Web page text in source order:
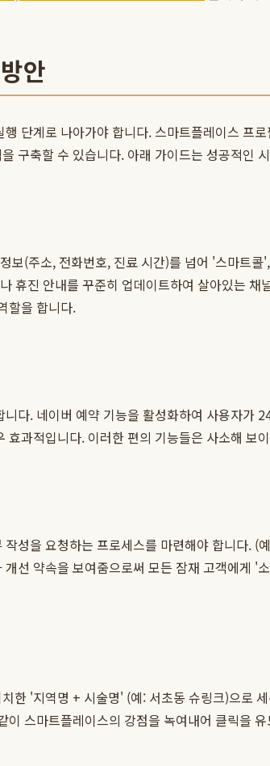
안
단계로 나아가야 합니다. 스마트플레이스 프
구축할 수 있습니다. 아래 가이드는 성공적인
(주소, 전화번호, 진료 시간)를 넘어 '스마트
휴진 안내를 꾸준히 업데이트하여 살아있는
할을 합니다.
다. 네이버 예약 기능을 활성화하여 사용자가
과적입니다. 이러한 편의 기능들은 사소해 보
성을 요청하는 프로세스를 마련해야 합니다.
선 약속을 보여줌으로써 모든 잠재 고객에게 '
한 '지역명 + 시술명' (예: 서초동 슈링크)으로
스마트플레이스의 강점을 녹여내어 클릭을